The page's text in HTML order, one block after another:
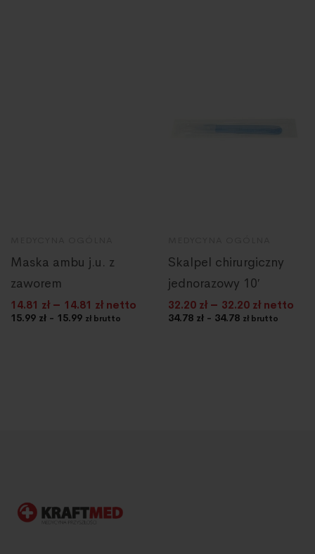
Maska ambu j.u. z
zaworem
14.81 zł – 14.81 zł netto
15.99 zł - 15.99 zł brutto
Skalpel chirurgiczny
jednorazowy 10′
32.20 zł – 32.20 zł netto
34.78 zł - 34.78 zł brutto